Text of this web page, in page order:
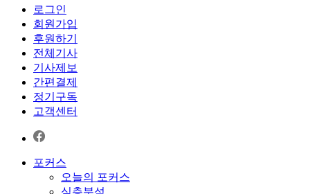
로그인
회원가입
후원하기
전체기사
기사제보
간편결제
정기구독
고객센터
포커스
오늘의 포커스
심층분석